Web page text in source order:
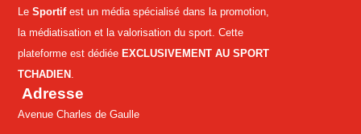
LeSportifest un média spécialisé dans la promotion,
la médiatisation et la valorisation du sport. Cette
plateforme est dédiéeEXCLUSIVEMENT AU SPORT
TCHADIEN
Adresse
Avenue Charles de Gaulle